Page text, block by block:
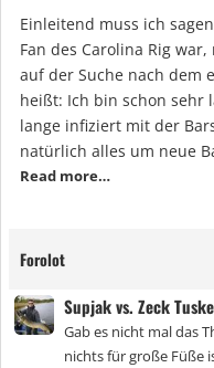
Einleitend muss ich
Fan des Carolina Rig
auf der Suche nach dem
heißt: Ich bin schon sehr
lange infiziert mit der
natürlich alles um neue
Read more…
Forolot
Supjak vs. Zeck
Gab es nicht mal das
nichts für große Füße